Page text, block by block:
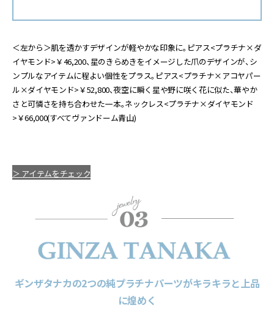
＜左から＞肌を透かすデザインが軽やかな印象に。ピアス<プラチナ×ダ
イヤモンド>￥46,200、星のきらめきをイメージした爪のデザインが、シ
ンプルなアイテムに程よい個性をプラス。ピアス<プラチナ×アコヤパー
ル×ダイヤモンド>￥52,800、夜空に瞬く星や野に咲く花に似た、華やか
さと可憐さを持ち合わせた一本。ネックレス<プラチナ×ダイヤモンド
>￥66,000(すべてヴァンドーム青山)
＞ アイテムをチェック
ギンザタナカの2つの純プラチナパーツがキラキラと上品
に煌めく